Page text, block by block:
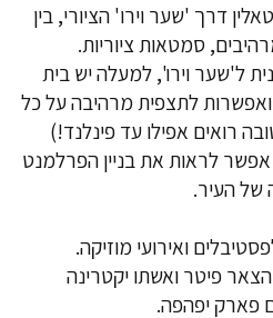
דרך 'שער וירו' הציורי, בין
סמטאות ציוריות.
ל'שער וירו', למעלה יש בית
לתצפית מרהיבה על כל
רואים אפילו עד פינלנד!)
לראות את בניין הפרלמנט
של העיר.
ואירועי מוזיקה.
פיטר ואשתו יקטרינה